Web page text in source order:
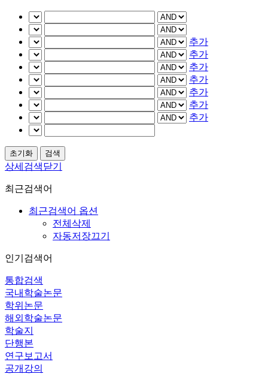
추가
추가
추가
추가
추가
추가
추가
상세검색닫기
최근검색어
최근검색어 옵션
전체삭제
자동저장끄기
인기검색어
통합검색
국내학술논문
학위논문
해외학술논문
학술지
단행본
연구보고서
공개강의